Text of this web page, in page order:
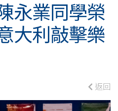
永業同學榮
大利敲擊樂
返回